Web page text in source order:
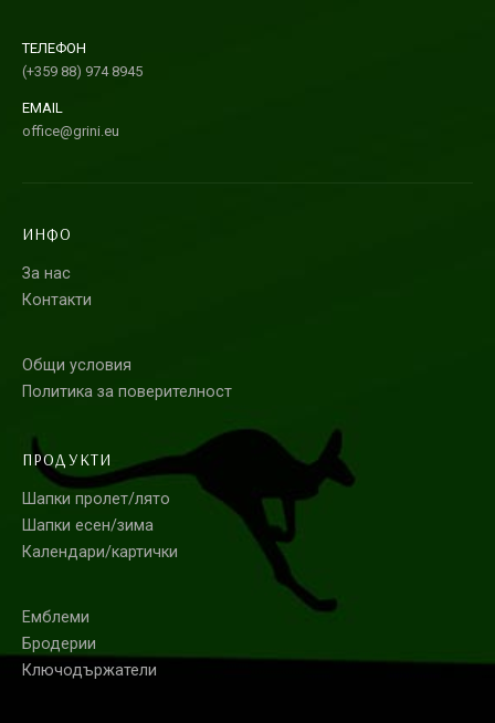
ТЕЛЕФОН
(+359 88) 974 8945
EMAIL
office@grini.eu
ИНФО
За нас
Контакти
Общи условия
Политика за поверителност
ПРОДУКТИ
Шапки пролет/лято
Шапки есен/зима
Календари/картички
Емблеми
Бродерии
Ключодържатели